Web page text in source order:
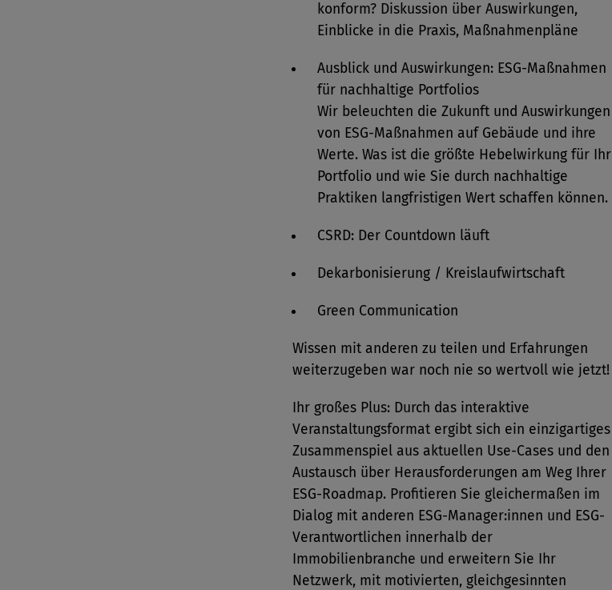
konform? Diskussion über Auswirkungen,
Einblicke in die Praxis, Maßnahmenpläne
Ausblick und Auswirkungen: ESG-Maßnahmen
für nachhaltige Portfolios
Wir beleuchten die Zukunft und Auswirkungen
von ESG-Maßnahmen auf Gebäude und ihre
Werte. Was ist die größte Hebelwirkung für Ihr
Portfolio und wie Sie durch nachhaltige
Praktiken langfristigen Wert schaffen können.
CSRD: Der Countdown läuft
Dekarbonisierung / Kreislaufwirtschaft
Green Communication
Wissen mit anderen zu teilen und Erfahrungen
weiterzugeben war noch nie so wertvoll wie jetzt!
Ihr großes Plus: Durch das interaktive
Veranstaltungsformat ergibt sich ein einzigartiges
Zusammenspiel aus aktuellen Use-Cases und den
Austausch über Herausforderungen am Weg Ihrer
ESG-Roadmap. Profitieren Sie gleichermaßen im
Dialog mit anderen ESG-Manager:innen und ESG-
Verantwortlichen innerhalb der
Immobilienbranche und erweitern Sie Ihr
Netzwerk, mit motivierten, gleichgesinnten